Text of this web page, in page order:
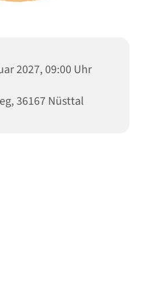
2027, 09:00 Uhr
36167 Nüsttal